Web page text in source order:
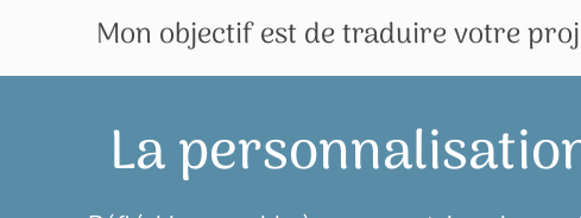
Mon objectif est de traduire votre
La